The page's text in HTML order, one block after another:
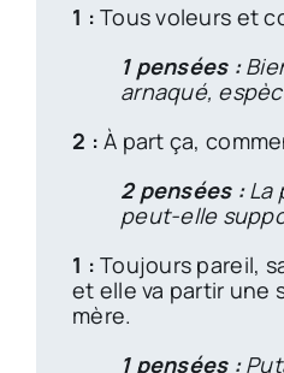
1 : Tous voleurs et
1 pensées :
arnaqué,
2 : À part ça,
2 pensées :La
peut-elle
1 : Toujours pareil,
et elle va partir une
mère.
1 pensées :